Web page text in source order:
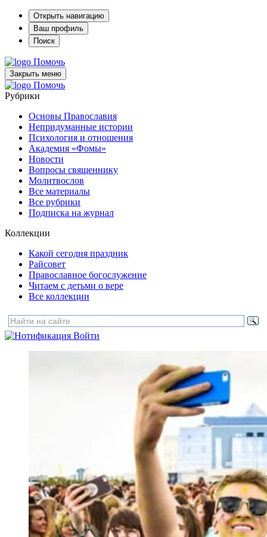
Открыть навигацию
Ваш профиль
Поиск
Помочь
Закрыть меню
Помочь
Рубрики
Основы Православия
Непридуманные истории
Психология и отношения
Академия «Фомы»
Новости
Вопросы священнику
Молитвослов
Все материалы
Все рубрики
Подписка на журнал
Коллекции
Какой сегодня праздник
Райсовет
Православное богослужение
Читаем с детьми о вере
Все коллекции
Войти